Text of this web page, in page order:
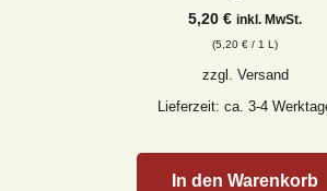
5,20 € inkl. MwSt.
(5,20 € / 1 L)
zzgl. Versand
Lieferzeit: ca. 3-4
In den Warenkorb